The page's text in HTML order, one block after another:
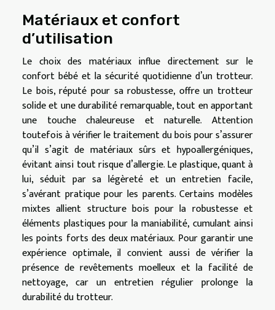
Matériaux et confort
d’utilisation
Le choix des matériaux influe directement sur le
confort bébé et la sécurité quotidienne d’un trotteur.
Le bois, réputé pour sa robustesse, offre un trotteur
solide et une durabilité remarquable, tout en apportant
une touche chaleureuse et naturelle. Attention
toutefois à vérifier le traitement du bois pour s’assurer
qu’il s’agit de matériaux sûrs et hypoallergéniques,
évitant ainsi tout risque d’allergie. Le plastique, quant à
lui, séduit par sa légèreté et un entretien facile,
s’avérant pratique pour les parents. Certains modèles
mixtes allient structure bois pour la robustesse et
éléments plastiques pour la maniabilité, cumulant ainsi
les points forts des deux matériaux. Pour garantir une
expérience optimale, il convient aussi de vérifier la
présence de revêtements moelleux et la facilité de
nettoyage, car un entretien régulier prolonge la
durabilité du trotteur.